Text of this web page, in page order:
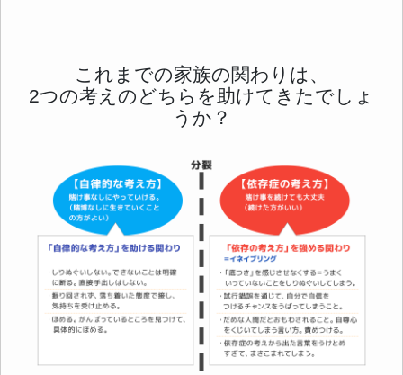
これまでの家族の関わりは、
2つの考えのどちらを助けてきたでしょ
うか？